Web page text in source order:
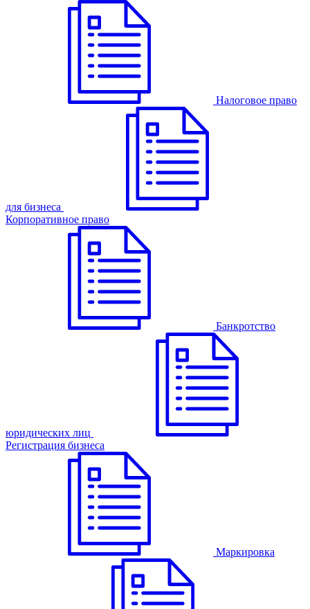
Налоговое право
для бизнеса
Корпоративное право
Банкротство
юридических лиц
Регистрация бизнеса
Маркировка